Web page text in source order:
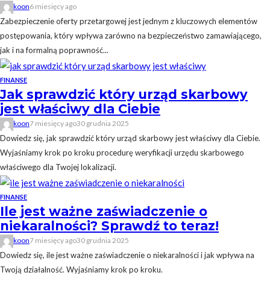
koon6 miesięcy ago
Zabezpieczenie oferty przetargowej jest jednym z kluczowych elementów
postępowania, który wpływa zarówno na bezpieczeństwo zamawiającego,
jak i na formalną poprawność...
FINANSE
Jak sprawdzić który urząd skarbowy
jest właściwy dla Ciebie
koon7 miesięcy ago30 grudnia 2025
Dowiedz się, jak sprawdzić który urząd skarbowy jest właściwy dla Ciebie.
Wyjaśniamy krok po kroku procedurę weryfikacji urzędu skarbowego
właściwego dla Twojej lokalizacji.
FINANSE
Ile jest ważne zaświadczenie o
niekaralności? Sprawdź to teraz!
koon7 miesięcy ago30 grudnia 2025
Dowiedz się, ile jest ważne zaświadczenie o niekaralności i jak wpływa na
Twoją działalność. Wyjaśniamy krok po kroku.